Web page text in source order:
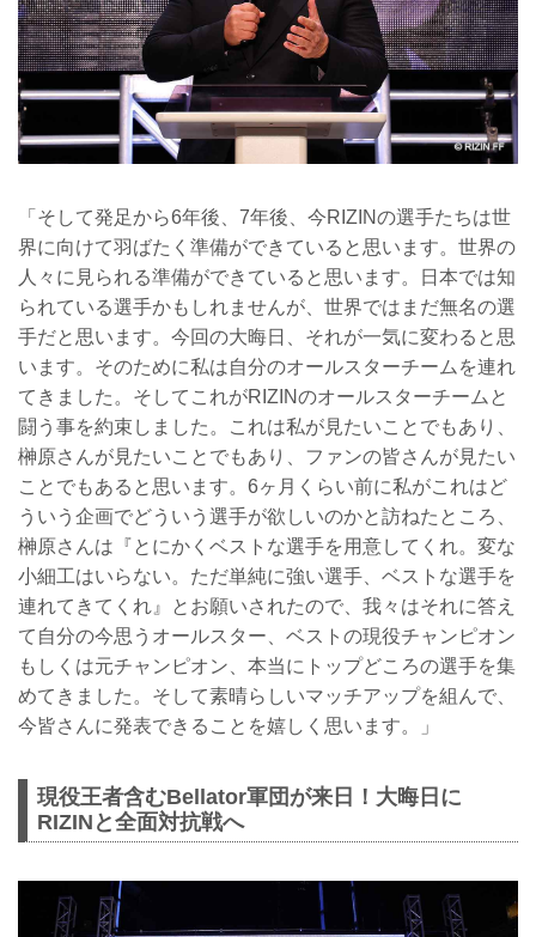
「そして発足から6年後、7年後、今RIZINの選手たちは世
界に向けて羽ばたく準備ができていると思います。世界の
人々に見られる準備ができていると思います。日本では知
られている選手かもしれませんが、世界ではまだ無名の選
手だと思います。今回の大晦日、それが一気に変わると思
います。そのために私は自分のオールスターチームを連れ
てきました。そしてこれがRIZINのオールスターチームと
闘う事を約束しました。これは私が見たいことでもあり、
榊原さんが見たいことでもあり、ファンの皆さんが見たい
ことでもあると思います。6ヶ月くらい前に私がこれはど
ういう企画でどういう選手が欲しいのかと訪ねたところ、
榊原さんは『とにかくベストな選手を用意してくれ。変な
小細工はいらない。ただ単純に強い選手、ベストな選手を
連れてきてくれ』とお願いされたので、我々はそれに答え
て自分の今思うオールスター、ベストの現役チャンピオン
もしくは元チャンピオン、本当にトップどころの選手を集
めてきました。そして素晴らしいマッチアップを組んで、
今皆さんに発表できることを嬉しく思います。」
現役王者含むBellator軍団が来日！大晦日に
RIZINと全面対抗戦へ